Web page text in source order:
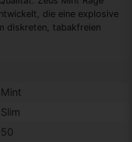
die eine explosive
diskreten, tabakfreien
Mint
Slim
50